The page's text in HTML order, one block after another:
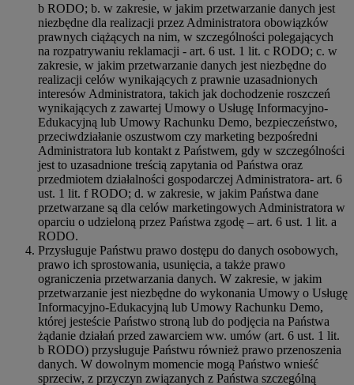
b RODO; b. w zakresie, w jakim przetwarzanie danych jest
niezbędne dla realizacji przez Administratora obowiązków
prawnych ciążących na nim, w szczególności polegających
na rozpatrywaniu reklamacji - art. 6 ust. 1 lit. c RODO; c. w
zakresie, w jakim przetwarzanie danych jest niezbędne do
realizacji celów wynikających z prawnie uzasadnionych
interesów Administratora, takich jak dochodzenie roszczeń
wynikających z zawartej Umowy o Usługę Informacyjno-
Edukacyjną lub Umowy Rachunku Demo, bezpieczeństwo,
przeciwdziałanie oszustwom czy marketing bezpośredni
Administratora lub kontakt z Państwem, gdy w szczególności
jest to uzasadnione treścią zapytania od Państwa oraz
przedmiotem działalności gospodarczej Administratora- art. 6
ust. 1 lit. f RODO; d. w zakresie, w jakim Państwa dane
przetwarzane są dla celów marketingowych Administratora w
oparciu o udzieloną przez Państwa zgodę – art. 6 ust. 1 lit. a
RODO.
Przysługuje Państwu prawo dostępu do danych osobowych,
prawo ich sprostowania, usunięcia, a także prawo
ograniczenia przetwarzania danych. W zakresie, w jakim
przetwarzanie jest niezbędne do wykonania Umowy o Usługę
Informacyjno-Edukacyjną lub Umowy Rachunku Demo,
której jesteście Państwo stroną lub do podjęcia na Państwa
żądanie działań przed zawarciem ww. umów (art. 6 ust. 1 lit.
b RODO) przysługuje Państwu również prawo przenoszenia
danych. W dowolnym momencie mogą Państwo wnieść
sprzeciw, z przyczyn związanych z Państwa szczególną